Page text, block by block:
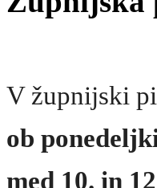
V župnijski
ob
med 10. in